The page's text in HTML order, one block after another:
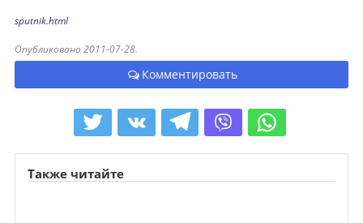
sputnik.html
Опубликовано 2011-07-28.
Комментировать
Также читайте